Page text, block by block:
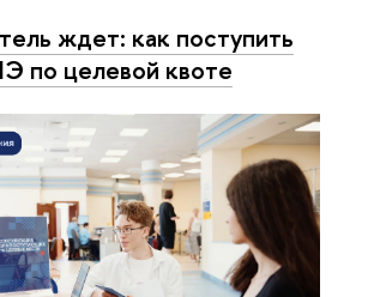
ждет: как поступить
по целевой квоте